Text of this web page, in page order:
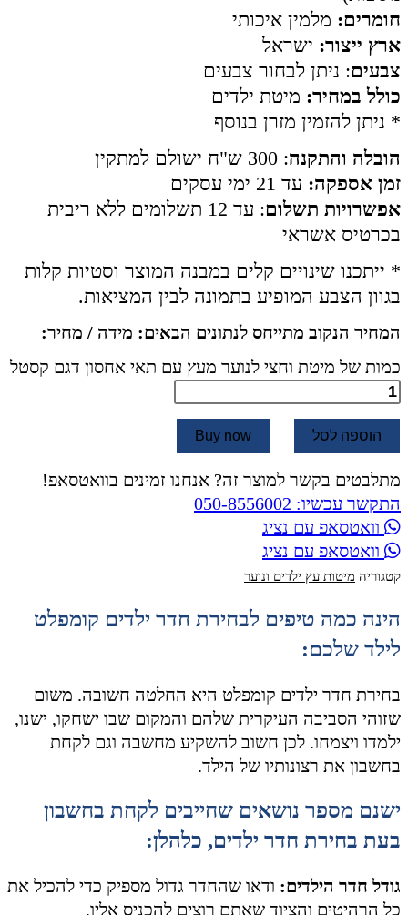
חומרים: מלמין איכותי
ארץ ייצור: ישראל
צבעים: ניתן לבחור צבעים
כולל במחיר: מיטת ילדים
* ניתן להזמין מזרן בנוסף
הובלה והתקנה: 300 ש"ח ישולם למתקין
זמן אספקה: עד 21 ימי עסקים
אפשרויות תשלום
: עד 12 תשלומים ללא ריבית
בכרטיס אשראי
* ייתכנו שינויים קלים במבנה המוצר וסטיות קלות
בגוון הצבע המופיע בתמונה לבין המציאות.
המחיר הנקוב מתייחס לנתונים הבאים: מידה / מחיר:
כמות של מיטת וחצי לנוער מעץ עם תאי אחסון דגם קסטל
הוספה לסל Buy now
מתלבטים בקשר למוצר זה? אנחנו זמינים בוואטסאפ!
התקשר עכשיו: 050-8556002
וואטסאפ עם נציג
וואטסאפ עם נציג
קטגוריה מיטות עץ ילדים ונוער
הינה כמה טיפים לבחירת חדר ילדים קומפלט
לילד שלכם:
בחירת חדר ילדים קומפלט היא החלטה חשובה. משום
שזוהי הסביבה העיקרית שלהם והמקום שבו ישחקו, ישנו,
ילמדו ויצמחו. לכן חשוב להשקיע מחשבה וגם לקחת
בחשבון את רצונותיו של הילד.
ישנם מספר נושאים שחייבים לקחת בחשבון
בעת בחירת חדר ילדים, כלהלן:
גודל חדר הילדים: ודאו שהחדר גדול מספיק כדי להכיל את
כל הרהיטים והציוד שאתם רוצים להכניס אליו.